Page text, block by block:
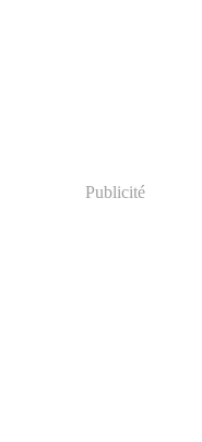
Publicité